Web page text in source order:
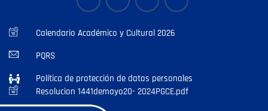
Calendario Académico y Cultural 2026
PQRS
Política de protección de datos personales
Resolucion 1441demayo20- 2024PGCE.pdf